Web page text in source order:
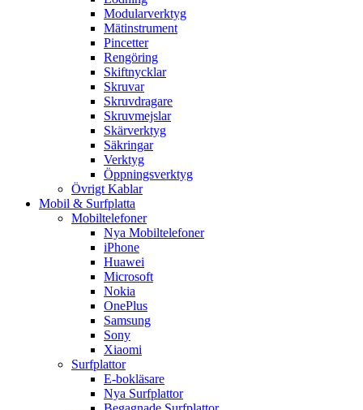
Modularverktyg
Mätinstrument
Pincetter
Rengöring
Skiftnycklar
Skruvar
Skruvdragare
Skruvmejslar
Skärverktyg
Säkringar
Verktyg
Öppningsverktyg
Övrigt Kablar
Mobil & Surfplatta
Mobiltelefoner
Nya Mobiltelefoner
iPhone
Huawei
Microsoft
Nokia
OnePlus
Samsung
Sony
Xiaomi
Surfplattor
E-bokläsare
Nya Surfplattor